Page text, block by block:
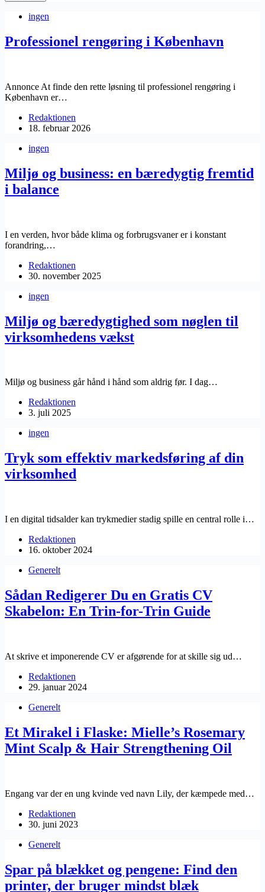
ingen
Professionel rengøring i København
Annonce At finde den rette løsning til ​professionel rengøring i
København er…
Redaktionen
18. februar 2026
ingen
Miljø og business: en bæredygtig fremtid
i balance
I en verden, hvor både klima og forbrugsvaner er i konstant
forandring,…
Redaktionen
30. november 2025
ingen
Miljø og bæredygtighed som nøglen til
virksomhedens vækst
Miljø og business går hånd i hånd som aldrig før. I dag…
Redaktionen
3. juli 2025
ingen
Tryk som effektiv markedsføring af din
virksomhed
I en digital tidsalder kan trykmedier stadig spille en central rolle i…
Redaktionen
16. oktober 2024
Generelt
Sådan Redigerer Du en Gratis CV
Skabelon: En Trin-for-Trin Guide
At skrive et imponerende CV er afgørende for at skille sig ud…
Redaktionen
29. januar 2024
Generelt
Et Mirakel i Flaske: Mielle’s Rosemary
Mint Scalp & Hair Strengthening Oil
Engang var der en ung kvinde ved navn Lily, der kæmpede med…
Redaktionen
30. juni 2023
Generelt
Spar på blækket og pengene: Find den
printer, der bruger mindst blæk